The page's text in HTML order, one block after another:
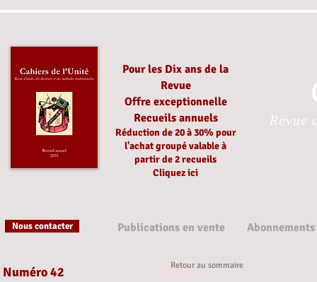
Pour les Dix ans de la
Revue
Offre exceptionnelle
Recueils annuels
Réduction de 20 à 30%pour
l'achat groupévalable à
partirde 2 recueils
Cliquez ici
Revue
Nous contacter Publications en vente Abonnements
Retour au sommaire
Numéro 42